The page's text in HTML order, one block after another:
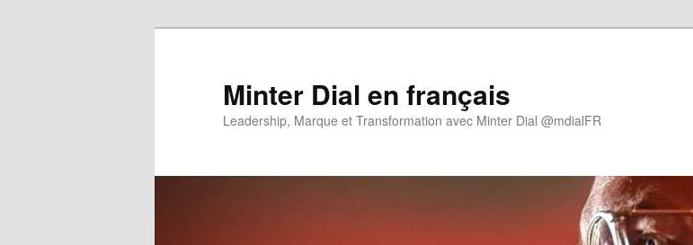
Minter Dial en français
Leadership, Marque et Transformation avec Minter Dial @mdialFR